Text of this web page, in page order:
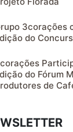
3corações
do
do Fórum
de